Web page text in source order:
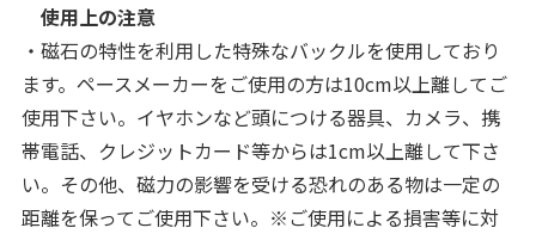
使用上の注意
・磁石の特性を利用した特殊なバックルを使用しており
ます。ペースメーカーをご使用の方は10cm以上離してご
使用下さい。イヤホンなど頭につける器具、カメラ、携
帯電話、クレジットカード等からは1cm以上離して下さ
い。その他、磁力の影響を受ける恐れのある物は一定の
距離を保ってご使用下さい。※ご使用による損害等に対